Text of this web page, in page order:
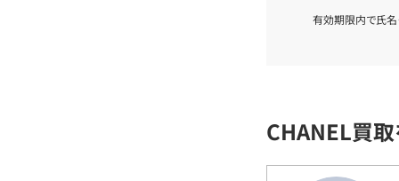
有効期限内で氏名
CHANEL買